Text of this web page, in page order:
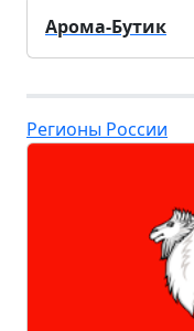
Арома-Бутик
Регионы России